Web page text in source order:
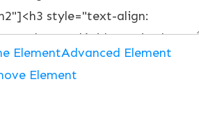
ElementAdvanced Element
Element